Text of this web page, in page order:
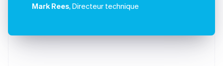
Mark Rees, Directeur technique